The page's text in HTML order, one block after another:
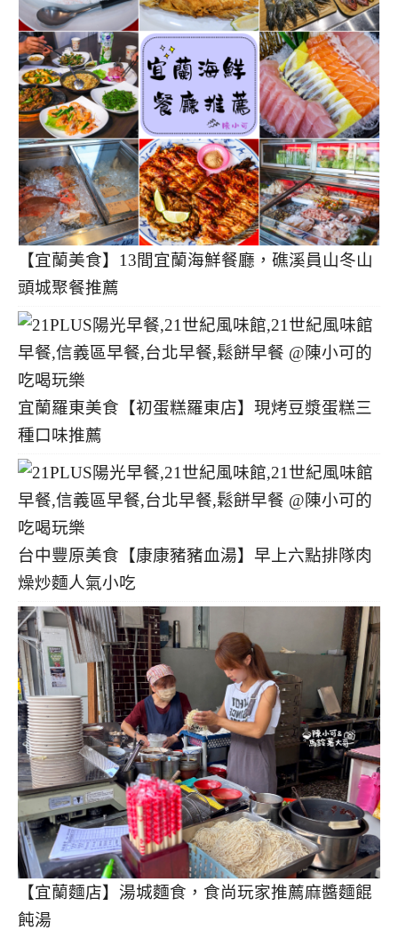
【宜蘭美食】13間宜蘭海鮮餐廳，礁溪員山冬山
頭城聚餐推薦
宜蘭羅東美食【初蛋糕羅東店】現烤豆漿蛋糕三
種口味推薦
台中豐原美食【康康豬豬血湯】早上六點排隊肉
燥炒麵人氣小吃
【宜蘭麵店】湯城麵食，食尚玩家推薦麻醬麵餛
飩湯